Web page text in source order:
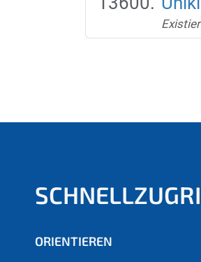
ORIENTIEREN